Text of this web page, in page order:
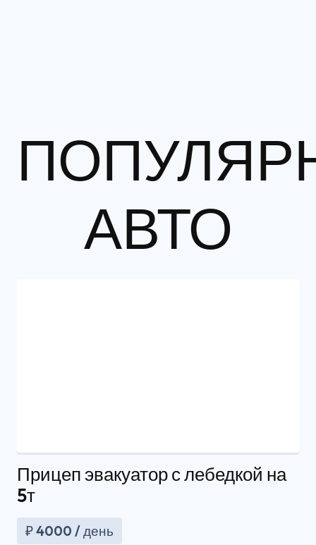
АВТО
Прицеп эвакуатор с лебедкой на
5т
₽4000 / день